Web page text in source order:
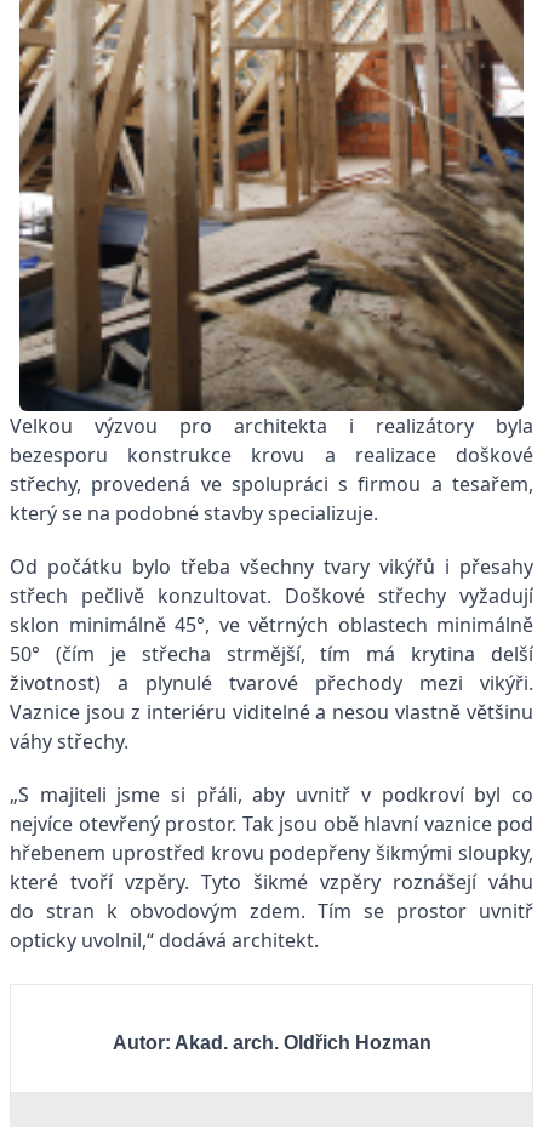
Velkou výzvou pro architekta i realizátory byla
bezesporu konstrukce krovu a realizace doškové
střechy, provedená ve spolupráci s firmou a tesařem,
který se na podobné stavby specializuje.
Od počátku bylo třeba všechny tvary vikýřů i přesahy
střech pečlivě konzultovat. Doškové střechy vyžadují
sklon minimálně 45°, ve větrných oblastech minimálně
50° (čím je střecha strmější, tím má krytina delší
životnost) a plynulé tvarové přechody mezi vikýři.
Vaznice jsou z interiéru viditelné a nesou vlastně většinu
váhy střechy.
„S majiteli jsme si přáli, aby uvnitř v podkroví byl co
nejvíce otevřený prostor. Tak jsou obě hlavní vaznice pod
hřebenem uprostřed krovu podepřeny šikmými sloupky,
které tvoří vzpěry. Tyto šikmé vzpěry roznášejí váhu
do stran k obvodovým zdem. Tím se prostor uvnitř
opticky uvolnil,“ dodává architekt.
Autor: Akad. arch. Oldřich Hozman